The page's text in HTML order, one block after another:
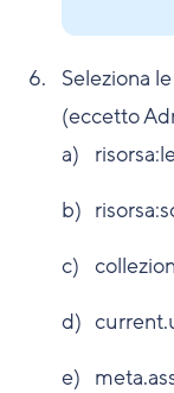
Seleziona
(eccetto